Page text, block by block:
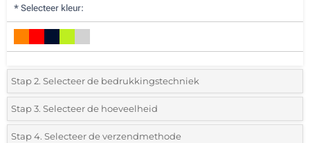
* Selecteer kleur:
Stap 2. Selecteer de bedrukkingstechniek
*Selecteer de bedrukking en kleuren van het logo:
Reliëfdruk (Enkelzijdig)
Stap 3. Selecteer de hoeveelheid
*Selecteer uit de lijst of voeg het gewenste aantal in
Stap 4. Selecteer de verzendmethode